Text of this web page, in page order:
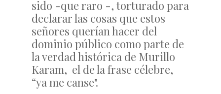
sido -que raro -, torturado para
declarar las cosas que estos
señores querían hacer del
dominio público como parte de
la verdad histórica de Murillo
Karam, el de la frase célebre,
“ya me canse".